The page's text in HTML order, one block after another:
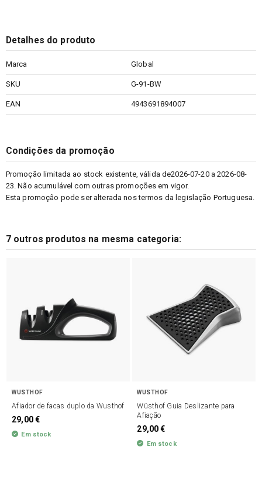
Detalhes do produto
Marca Global
SKU G-91-BW
EAN 4943691894007
Condições da promoção
Promoção limitada ao stock existente, válida de2026-07-20 a 2026-08-
23. Não acumulável com outras promoções em vigor.
Esta promoção pode ser alterada nos termos da legislação Portuguesa.
7 outros produtos na mesma categoria:
WUSTHOF
Afiador de facas duplo da Wusthof
29,00 €
Em stock
WUSTHOF
Wüsthof Guia Deslizante para
Afiação
29,00 €
Em stock